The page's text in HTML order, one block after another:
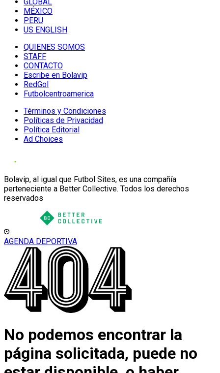
MÉXICO
PERU
US ENGLISH
QUIENES SOMOS
STAFF
CONTACTO
Escribe en Bolavip
RedGol
Futbolcentroamerica
Términos y Condiciones
Políticas de Privacidad
Política Editorial
Ad Choices
Bolavip, al igual que Futbol Sites, es una compañía
perteneciente a Better Collective. Todos los derechos
reservados
AGENDA DEPORTIVA
No podemos encontrar la
página solicitada, puede no